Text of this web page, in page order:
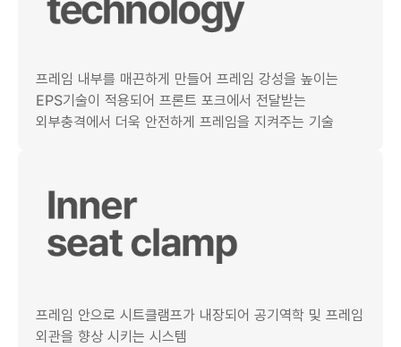
프레임 내부를 매끈하게 만들어 프레임 강성을 높이는
EPS기술이 적용되어 프론트 포크에서 전달받는
외부충격에서 더욱 안전하게 프레임을 지켜주는 기술
프레임 안으로 시트클램프가 내장되어 공기역학 및 프레임
외관을 향상 시키는 시스템